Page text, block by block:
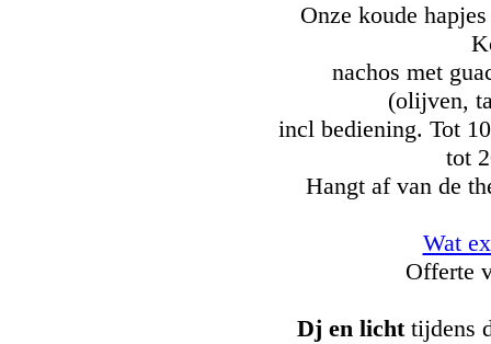
Onze koude
nachos met
(olijven,
incl bediening. Tot
tot
Hangt af van de
Wat
Offerte
Dj en lichttijdens